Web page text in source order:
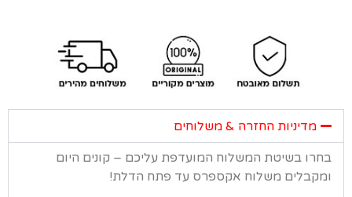
מדיניות החזרה & משלוחים
בשיטת המשלוח המועדפת עליכם – קונים היום
משלוח אקספרס עד פתח הדלת!